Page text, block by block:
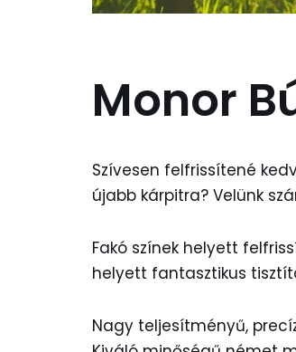
Monor
Szívesen felfrissítené
újabb kárpitra? Velünk
Fakó színek helyett
helyett fantasztikus
Nagy teljesítményű,